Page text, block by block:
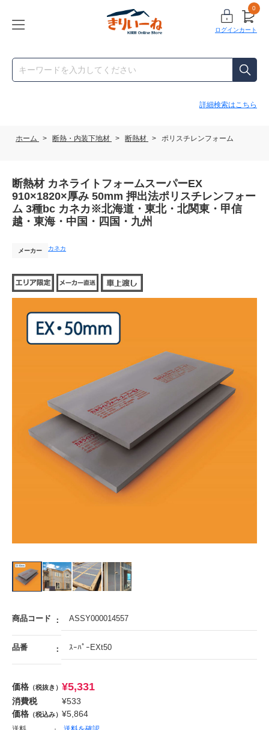
ログイン
0
カート
詳細検索はこちら
ホーム > 断熱・内装下地材 > 断熱材 > ポリスチレンフォーム
断熱材 カネライトフォームスーパーEX
910×1820×厚み 50mm 押出法ポリスチレンフォー
ム 3種bc カネカ※北海道・東北・北関東・甲信
越・東海・中国・四国・九州
メーカー カネカ
商品コード ASSY000014557
品番 ｽｰﾊﾟｰEXt50
価格 （税抜き） ¥5,331
消費税 ¥533
価格 （税込み） ¥5,864